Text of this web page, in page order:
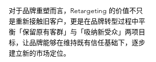
对于品牌重塑而言，Retargeting 的价值不只
是重新接触旧客户，更是在品牌转型过程中平
衡「保留原有客群」与「吸纳新受众」两项目
标，让品牌能够在维持既有信任基础下，逐步
建立新的市场定位。